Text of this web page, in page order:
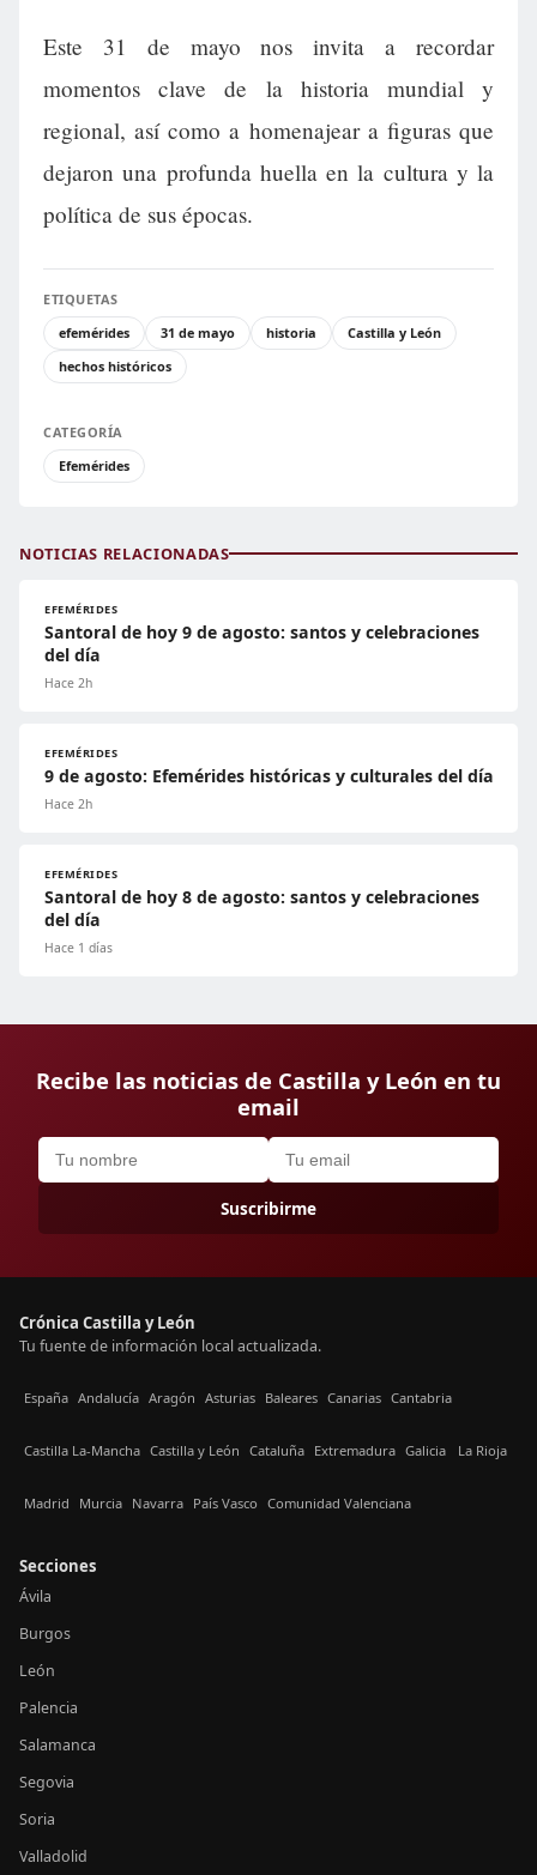
Este 31 de mayo nos invita a recordar
momentos clave de la historia mundial y
regional, así como a homenajear a figuras que
dejaron una profunda huella en la cultura y la
política de sus épocas.
ETIQUETAS
efemérides
31 de mayo historia
Castilla y León
hechos históricos
CATEGORÍA
Efemérides
NOTICIAS RELACIONADAS
EFEMÉRIDES
Santoral de hoy 9 de agosto: santos y celebraciones
del día
Hace 2h
EFEMÉRIDES
9 de agosto: Efemérides históricas y culturales del día
Hace 2h
EFEMÉRIDES
Santoral de hoy 8 de agosto: santos y celebraciones
del día
Hace 1 días
Recibe las noticias de Castilla y León en tu
email
Suscribirme
Crónica Castilla y León
Tu fuente de información local actualizada.
España Andalucía Aragón Asturias Baleares Canarias Cantabria
Castilla La-Mancha Castilla y León Cataluña Extremadura Galicia La Rioja
Madrid Murcia Navarra País Vasco Comunidad Valenciana
Secciones
Ávila
Burgos
León
Palencia
Salamanca
Segovia
Soria
Valladolid